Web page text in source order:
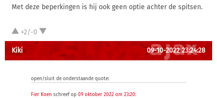
Met deze beperkingen is hij ook geen optie achter de spitsen.
+2/-0
Kiki 09-10-2022 23:24:28
open/sluit de onderstaande quote:
Fier Koen schreef op 09 oktober 2022 om 23:20: